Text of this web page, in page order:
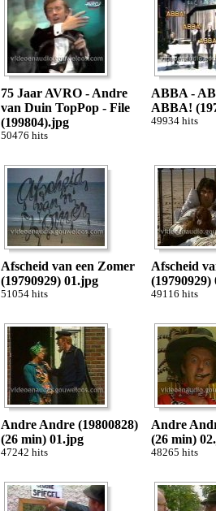
75 Jaar AVRO - Andre
van Duin TopPop - File
(199804).jpg
50476 hits
ABBA -
ABBA!
49934 hits
Afscheid van een Zomer
(19790929) 01.jpg
51054 hits
Afscheid
(19790929)
49116 hits
Andre Andre (19800828)
(26 min) 01.jpg
47242 hits
Andre
(26 min)
48265 hits